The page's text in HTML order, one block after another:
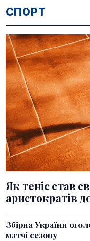
СПОРТ
Як теніс став
аристократів
Збірна України
матчі сезону